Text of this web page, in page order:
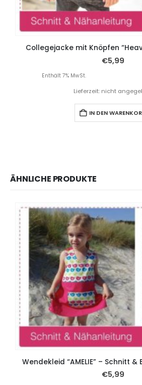
Collegejacke mit Knöpfen
€5,99
Enthält 7% MwSt.
Lieferzeit: nicht
IN DEN
ÄHNLICHE PRODUKTE
Wendekleid “AMELIE” – Schnitt &
€5,99